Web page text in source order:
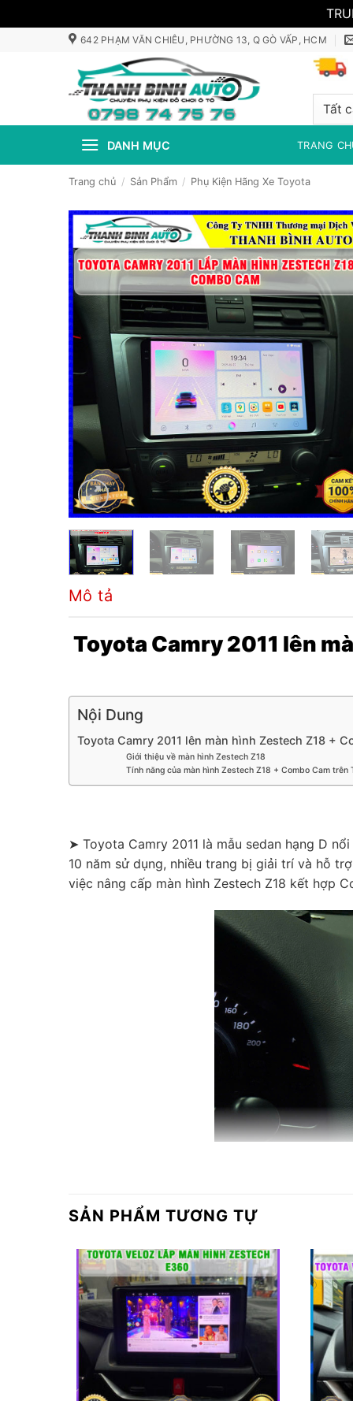
642 PHẠM VĂN CHIÊU, PHƯỜNG 13, Q GÒ VẤP, HCM
DANH MỤC TRANG
Trang chủ / Sản Phẩm / Phụ Kiện Hãng Xe Toyota
Mô tả
Toyota Camry 2011 lên
Nội Dung
Toyota Camry 2011 lên màn hình Zestech Z18 +
Giới thiệu về màn hình Zestech Z18
Tính năng của màn hình Zestech Z18 + Combo Cam trên
➤ Toyota Camry 2011 là mẫu sedan hạng D
10 năm sử dụng, nhiều trang bị giải trí và hỗ
việc nâng cấp màn hình Zestech Z18 kết hợp
SẢN PHẨM TƯƠNG TỰ